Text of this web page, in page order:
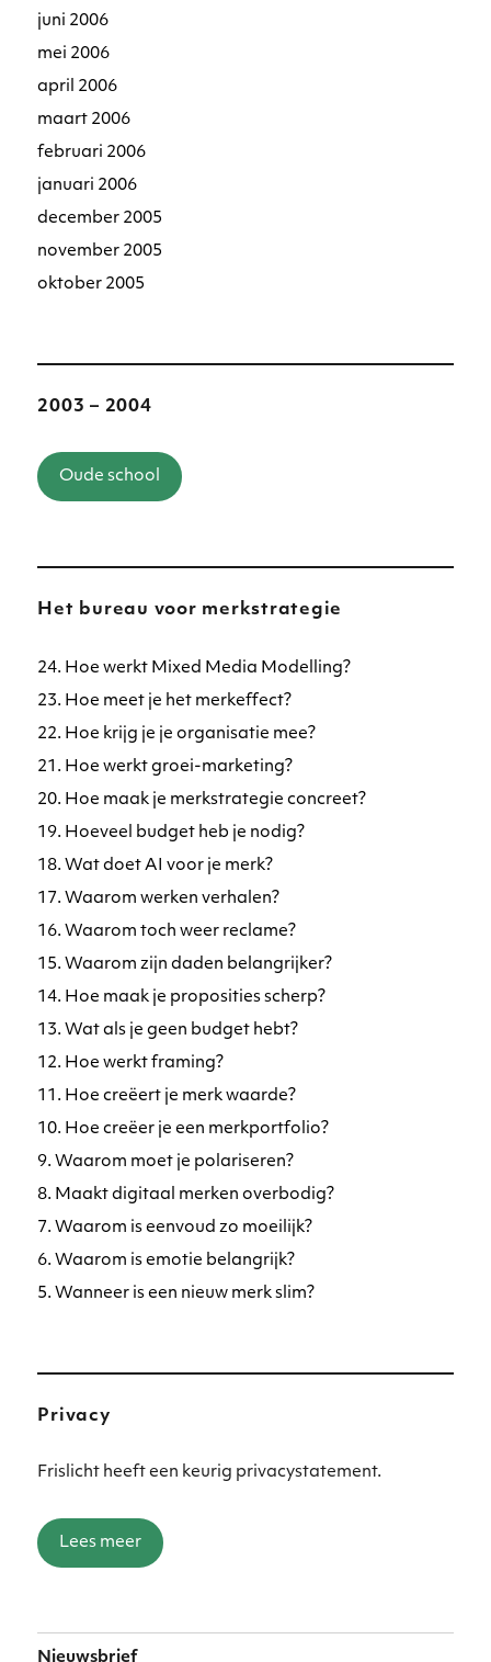
juni 2006
mei 2006
april 2006
maart 2006
februari 2006
januari 2006
december 2005
november 2005
oktober 2005
2003 – 2004
Oude school
Het bureau voor merkstrategie
24. Hoe werkt Mixed Media Modelling?
23. Hoe meet je het merkeffect?
22. Hoe krijg je je organisatie mee?
21. Hoe werkt groei-marketing?
20. Hoe maak je merkstrategie concreet?
19. Hoeveel budget heb je nodig?
18. Wat doet AI voor je merk?
17. Waarom werken verhalen?
16. Waarom toch weer reclame?
15. Waarom zijn daden belangrijker?
14. Hoe maak je proposities scherp?
13. Wat als je geen budget hebt?
12. Hoe werkt framing?
11. Hoe creëert je merk waarde?
10. Hoe creëer je een merkportfolio?
9. Waarom moet je polariseren?
8. Maakt digitaal merken overbodig?
7. Waarom is eenvoud zo moeilijk?
6. Waarom is emotie belangrijk?
5. Wanneer is een nieuw merk slim?
Privacy
Frislicht heeft een keurig privacystatement.
Lees meer
Nieuwsbrief